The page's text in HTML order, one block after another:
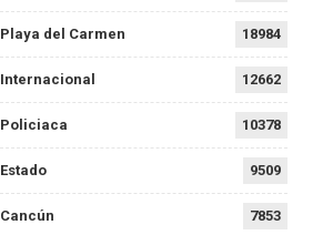
Playa del Carmen 18984
Internacional 12662
Policiaca 10378
Estado 9509
Cancún 7853